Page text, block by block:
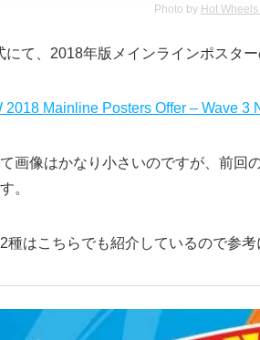
Photo by Hot
にて、2018年版メインラインポスタ
2018 Mainline Posters Offer – Wave 3
画像はかなり小さいのですが、前回
。
はこちらでも紹介しているので参考